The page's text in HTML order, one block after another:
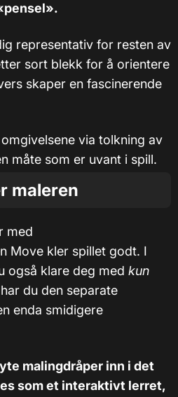
representativ for resten av
sort blekk for å orientere
skaper en fascinerende
via tolkning av
måte som er uvant i spill.
maleren
med
Move kler spillet godt. I
også klare deg med kun
du den separate
enda smidigere
malingdråper inn i det
som et interaktivt lerret,